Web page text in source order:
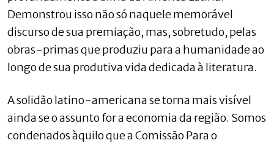
Demonstrou isso não só naquele memorável
discurso de sua premiação, mas, sobretudo, pelas
obras-primas que produziu para a humanidade ao
longo de sua produtiva vida dedicada à literatura.
A solidão latino-americana se torna mais visível
ainda se o assunto for a economia da região. Somos
condenados àquilo que a Comissão Para o